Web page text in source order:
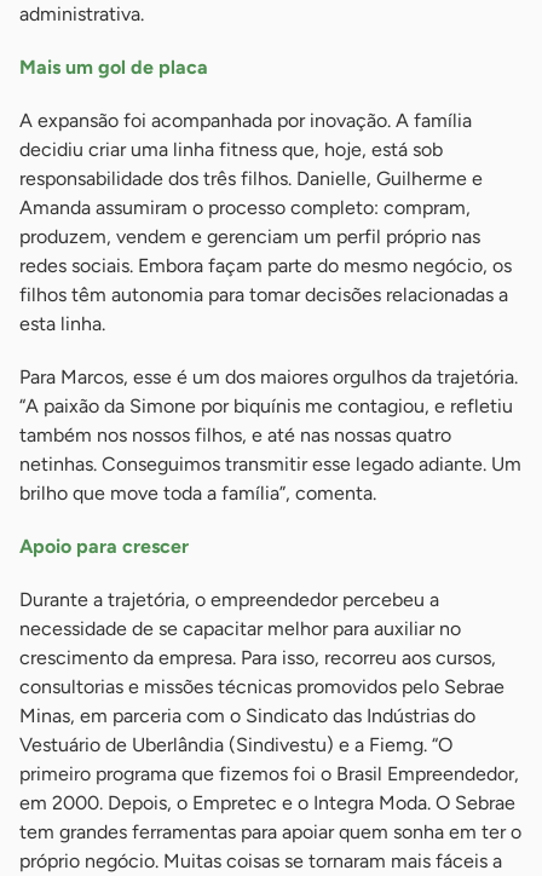
administrativa.
Mais um gol de placa
A expansão foi acompanhada por inovação. A família
decidiu criar uma linha fitness que, hoje, está sob
responsabilidade dos três filhos. Danielle, Guilherme e
Amanda assumiram o processo completo: compram,
produzem, vendem e gerenciam um perfil próprio nas
redes sociais. Embora façam parte do mesmo negócio, os
filhos têm autonomia para tomar decisões relacionadas a
esta linha.
Para Marcos, esse é um dos maiores orgulhos da trajetória.
“A paixão da Simone por biquínis me contagiou, e refletiu
também nos nossos filhos, e até nas nossas quatro
netinhas. Conseguimos transmitir esse legado adiante. Um
brilho que move toda a família”, comenta.
Apoio para crescer
Durante a trajetória, o empreendedor percebeu a
necessidade de se capacitar melhor para auxiliar no
crescimento da empresa. Para isso, recorreu aos cursos,
consultorias e missões técnicas promovidos pelo Sebrae
Minas, em parceria com o Sindicato das Indústrias do
Vestuário de Uberlândia (Sindivestu) e a Fiemg. “O
primeiro programa que fizemos foi o Brasil Empreendedor,
em 2000. Depois, o Empretec e o Integra Moda. O Sebrae
tem grandes ferramentas para apoiar quem sonha em ter o
próprio negócio. Muitas coisas se tornaram mais fáceis a